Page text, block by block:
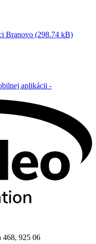
Branovo (298.74 kB)
aplikácii -
468, 925 06